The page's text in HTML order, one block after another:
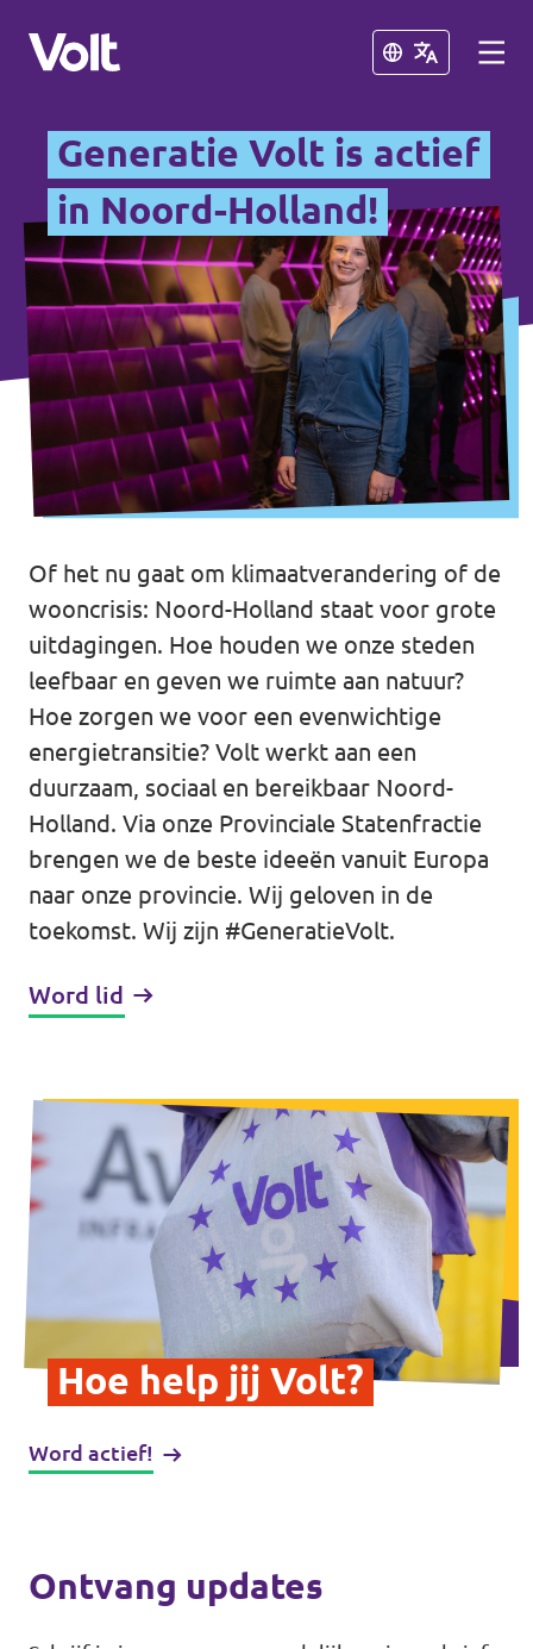
Sluiten
Andere afdelingen
Volt Nederland
Volt Alkmaar
Volt Amsterdam
Volt Haarlem
Sluiten
Standpunten
Over Volt
Mensen
Nieuws
Agenda
Volt Haarlem
Generatie Volt is actief
in Noord-Holland!
Of het nu gaat om klimaatverandering of de
wooncrisis: Noord-Holland staat voor grote
uitdagingen. Hoe houden we onze steden
leefbaar en geven we ruimte aan natuur?
Hoe zorgen we voor een evenwichtige
energietransitie? Volt werkt aan een
duurzaam, sociaal en bereikbaar Noord-
Holland. Via onze Provinciale Statenfractie
brengen we de beste ideeën vanuit Europa
naar onze provincie. Wij geloven in de
toekomst. Wij zijn #GeneratieVolt.
Word lid
Hoe help jij Volt?
Word actief!
Ontvang updates